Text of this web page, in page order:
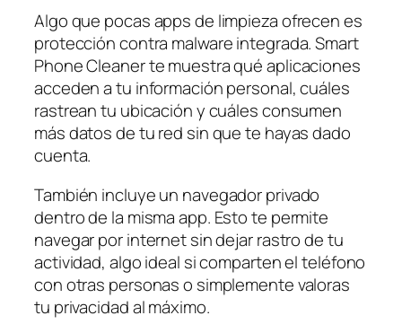
Algo que pocas apps de limpieza ofrecen es
protección contra malware integrada. Smart
Phone Cleaner te muestra qué aplicaciones
acceden a tu información personal, cuáles
rastrean tu ubicación y cuáles consumen
más datos de tu red sin que te hayas dado
cuenta.
También incluye un navegador privado
dentro de la misma app. Esto te permite
navegar por internet sin dejar rastro de tu
actividad, algo ideal si comparten el teléfono
con otras personas o simplemente valoras
tu privacidad al máximo.